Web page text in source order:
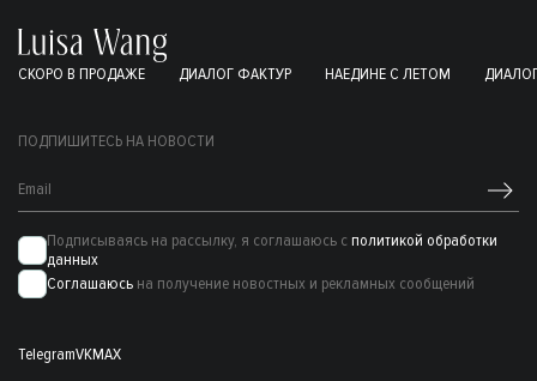
СКОРО В ПРОДАЖЕ ДИАЛОГ ФАКТУР НАЕДИНЕ С ЛЕТОМ
ПОДПИШИТЕСЬ НА НОВОСТИ
Подписываясь на рассылку, я соглашаюсь с политикой обработки
данных
Соглашаюсь на получение новостных и рекламных сообщений
TelegramVKMAX